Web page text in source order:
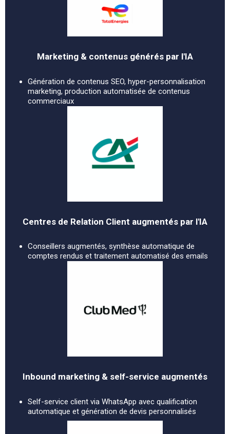
Marketing & contenus générés par l'IA
Génération de contenus SEO, hyper-personnalisation
marketing, production automatisée de contenus
commerciaux
Centres de Relation Client augmentés par l'IA
Conseillers augmentés, synthèse automatique de
comptes rendus et traitement automatisé des emails
Inbound marketing & self-service augmentés
Self-service client via WhatsApp avec qualification
automatique et génération de devis personnalisés